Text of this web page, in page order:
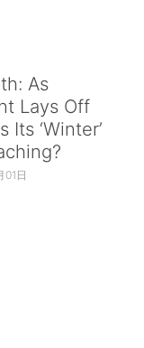
As
Lays Off
Its ‘Winter’
01日